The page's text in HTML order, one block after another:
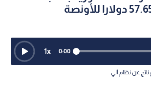
0:00
1x
عن نظام آلي